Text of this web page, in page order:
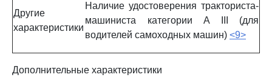
Другие
характеристики
Наличие удостоверения тракториста-
машиниста категории A III (для
водителей самоходных машин) <9>
Дополнительные характеристики